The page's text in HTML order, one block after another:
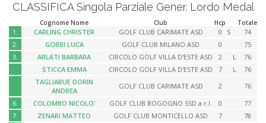
CLASSIFICA Singola Parziale Gener. Lordo Medal
Cognome Nome Club Hcp Totale
1. CARLING CHRISTER GOLF CLUB CARIMATE ASD 0 S
74
2.
GOBBI LUCA GOLF CLUB MILANO ASD 0
75
3.
ARLATI BARBARA CIRCOLO GOLF VILLA D'ESTE ASD 2 L
76
STICCA EMMA
CIRCOLO GOLF VILLA D'ESTE ASD 7 L
76
TAGLIABUE DORIN
ANDREA
GOLF CLUB CARIMATE ASD 2
76
6.
COLOMBO NICOLO' GOLF CLUB BOGOGNO SSD a r.l. 0
77
7.
ZENARI MATTEO GOLF CLUB MONTICELLO ASD 7
78